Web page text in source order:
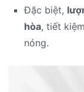
Đặc biệt,
hòa, tiết
nóng.